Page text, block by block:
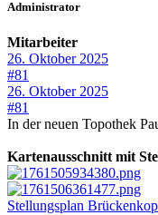
Administrator
Mitarbeiter
26. Oktober 2025
#81
26. Oktober 2025
#81
In der neuen Topothek
Kartenausschnitt mit
Stellungsplan